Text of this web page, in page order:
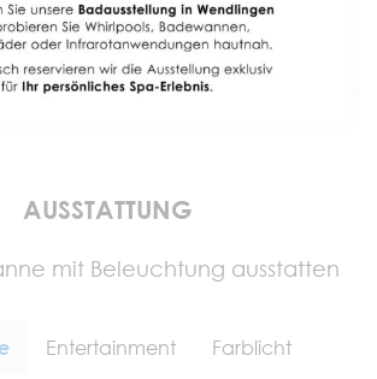
Einbau &
Jahre Gewährleistung
AUSSTATTUNG
mit Beleuchtung ausstatten
Entertainment Farblicht